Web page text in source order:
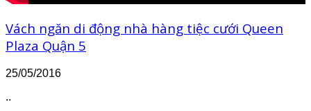
Vách ngăn di động nhà hàng tiệc cưới Queen
Plaza Quận 5
25/05/2016
..